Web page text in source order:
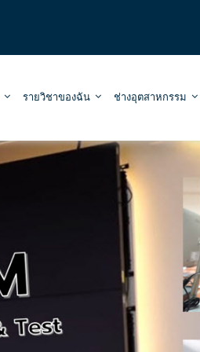
รายวิชาของฉัน ช่างอุตสาหกรรม